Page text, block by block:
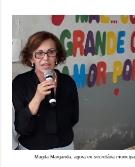
Magda Margarida, agora ex-secretária